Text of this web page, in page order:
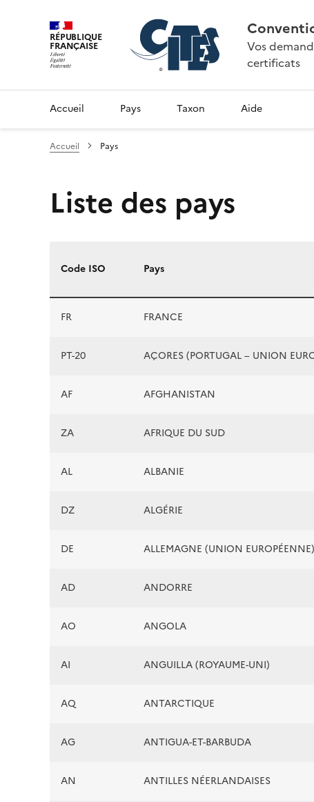
RÉPUBLIQUE
FRANÇAISE
Vos
certificats
Accueil Pays Taxon Aide
Accueil Pays
Liste des pays
Liste des pays
Code ISO Pays
FR FRANCE
PT-20 AÇORES (PORTUGAL – UNION
AF AFGHANISTAN
ZA AFRIQUE DU SUD
AL ALBANIE
DZ ALGÉRIE
DE ALLEMAGNE (UNION EUROPÉENNE)
AD ANDORRE
AO ANGOLA
AI ANGUILLA (ROYAUME-UNI)
AQ ANTARCTIQUE
AG ANTIGUA-ET-BARBUDA
AN ANTILLES NÉERLANDAISES